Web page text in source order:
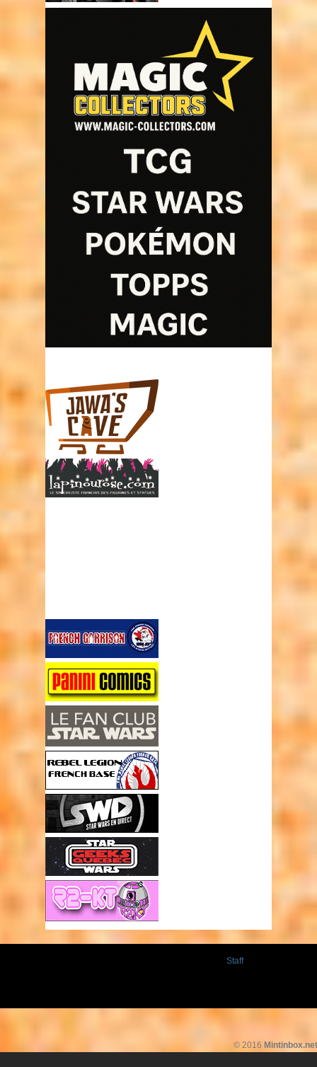
Staff
© 2016 Mintinbox.net